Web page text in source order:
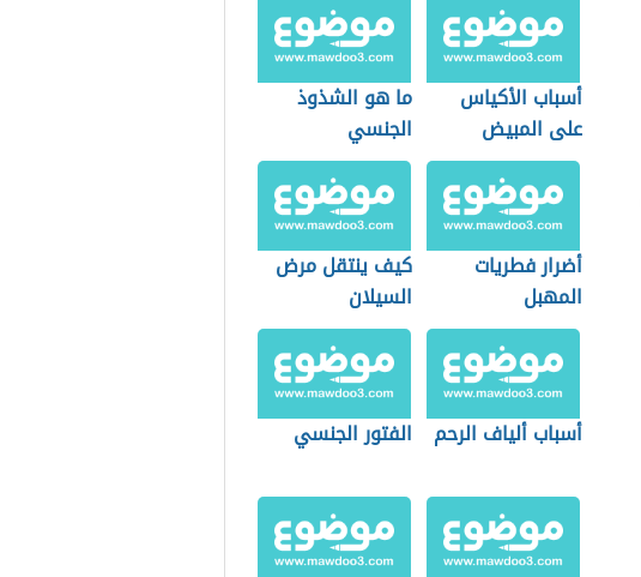
أسباب الأكياس
على المبيض
ما هو الشذوذ
الجنسي
أضرار فطريات
المهبل
كيف ينتقل مرض
السيلان
أسباب ألياف الرحم الفتور الجنسي